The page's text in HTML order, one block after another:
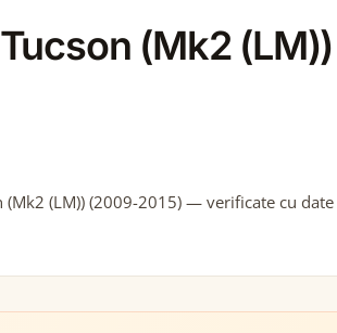
(Mk2
(Mk2 (LM)) (2009-2015) — verificate cu